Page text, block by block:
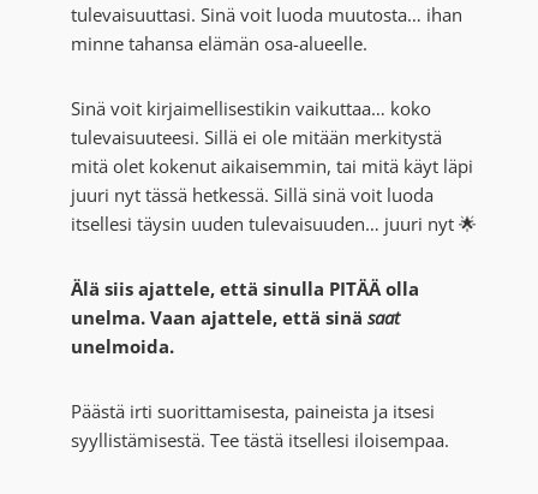
tulevaisuuttasi. Sinä voit luoda muutosta… ihan
minne tahansa elämän osa-alueelle.
Sinä voit kirjaimellisestikin vaikuttaa… koko
tulevaisuuteesi. Sillä ei ole mitään merkitystä
mitä olet kokenut aikaisemmin, tai mitä käyt läpi
juuri nyt tässä hetkessä. Sillä sinä voit luoda
itsellesi täysin uuden tulevaisuuden… juuri nyt 🌟
Älä siis ajattele, että sinulla PITÄÄ olla
unelma. Vaan ajattele, että sinäsaat
unelmoida.
Päästä irti suorittamisesta, paineista ja itsesi
syyllistämisestä. Tee tästä itsellesi iloisempaa.